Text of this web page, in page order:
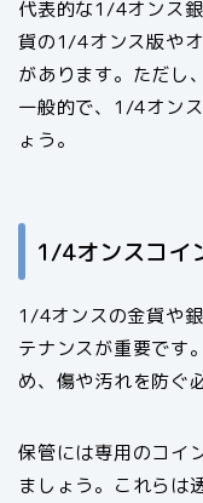
代表的な1/4オンス
貨の1/4オンス版や
があります。ただし
一般的で、1/4オン
ょう。
1/4オンスコイ
1/4オンスの金貨や
テナンスが重要です
め、傷や汚れを防ぐ
保管には専用のコイ
ましょう。これらは